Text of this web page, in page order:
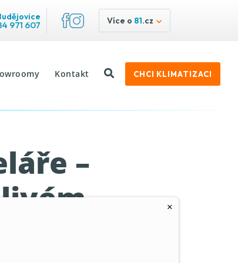
971 607 Více o 81.cz
Kontakt CHCI KLIMATIZACI
–
×